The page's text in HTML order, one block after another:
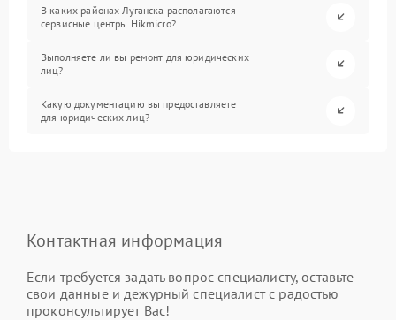
В каких районах Луганска располагаются
сервисные центры Hikmicro?
Выполняете ли вы ремонт для юридических
лиц?
Какую документацию вы предоставляете
для юридических лиц?
Контактная информация
Если требуется задать вопрос специалисту, оставьте
свои данные и дежурный специалист с радостью
проконсультирует Вас!